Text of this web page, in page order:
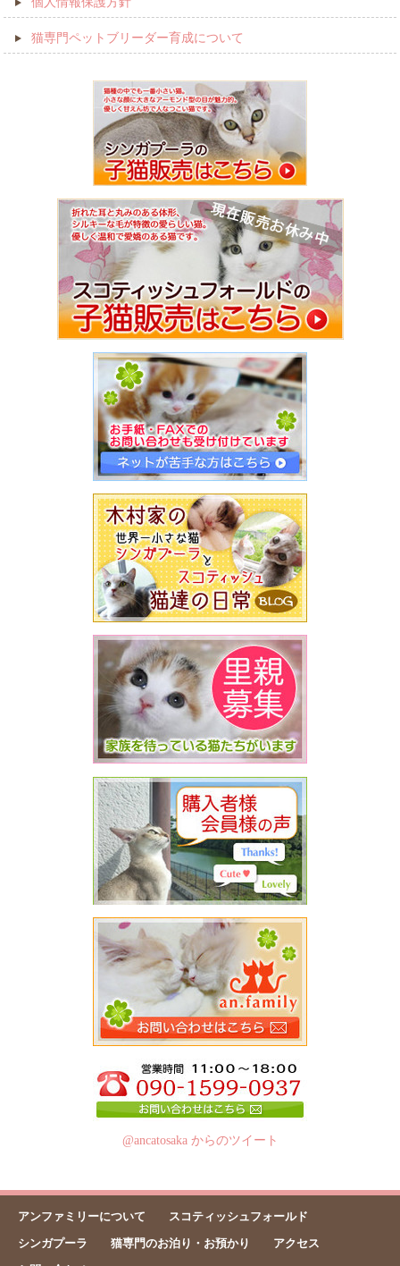
猫専門ペットブリーダー育成について
@ancatosaka からのツイート
アンファミリーについて
スコティッシュフォールド
シンガプーラ
猫専門のお泊り・お預かり
アクセス